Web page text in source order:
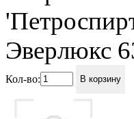
Эверлюкс
Кол-во: В корзину